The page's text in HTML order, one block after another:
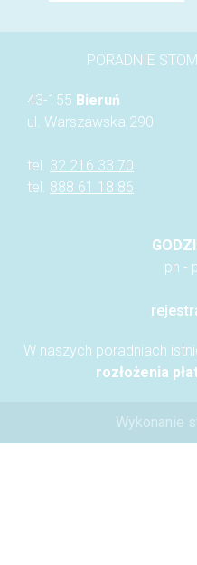
PORADNIE
43-155 Bieruń
ul. Warszawska 290
tel. 32 216 33 70
tel. 888 61 18 86
pn -
W naszych poradniach
rozłożenia
Wykonanie